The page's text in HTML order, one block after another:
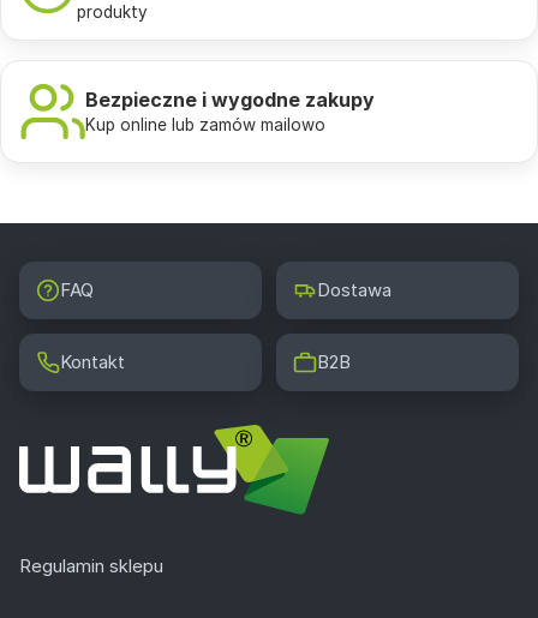
produkty
Bezpieczne i wygodne zakupy
Kup online lub zamów mailowo
FAQ Dostawa
Kontakt B2B
Regulamin sklepu